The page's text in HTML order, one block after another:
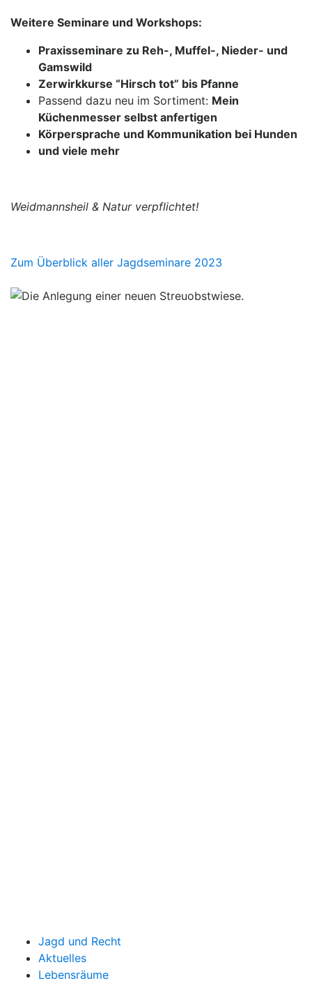
Weitere Seminare und Workshops:
Praxisseminare zu Reh-, Muffel-, Nieder- und
Gamswild
Zerwirkkurse “Hirsch tot” bis Pfanne
Passend dazu neu im Sortiment: Mein
Küchenmesser selbst anfertigen
Körpersprache und Kommunikation bei Hunden
und viele mehr
Weidmannsheil & Natur verpflichtet!
Zum Überblick aller Jagdseminare 2023
Jagd und Recht
Aktuelles
Lebensräume